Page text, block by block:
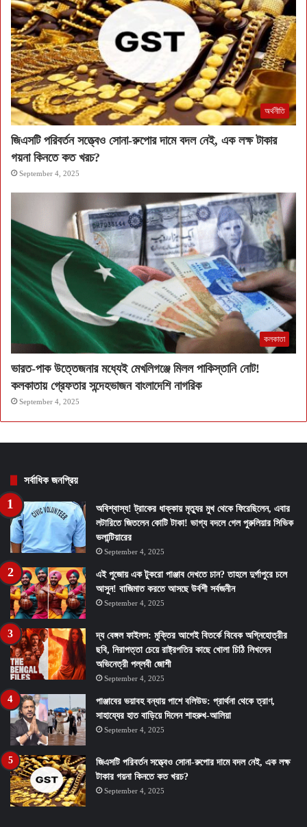
অর্থনীতি
জিএসটি পরিবর্তন সত্ত্বেও সোনা-রুপোর দামে বদল নেই, এক লক্ষ টাকার
গয়না কিনতে কত খরচ?
September 4, 2025
কলকাতা
ভারত-পাক উত্তেজনার মধ্যেই মেখলিগঞ্জে মিলল পাকিস্তানি নোট!
কলকাতায় গ্রেফতার সন্দেহভাজন বাংলাদেশি নাগরিক
September 4, 2025
সর্বাধিক জনপ্রিয়
অবিশ্বাস্য! ট্রাকের ধাক্কায় মৃত্যুর মুখ থেকে ফিরেছিলেন, এবার
লটারিতে জিতলেন কোটি টাকা! ভাগ্য বদলে গেল পুরুলিয়ার সিভিক
ভলান্টিয়ারের
September 4, 2025
এই পুজোয় এক টুকরো পাঞ্জাব দেখতে চান? তাহলে দুর্গাপুরে চলে
আসুন! বাজিমাত করতে আসছে উর্বশী সর্বজনীন
September 4, 2025
দ্য বেঙ্গল ফাইলস: মুক্তির আগেই বিতর্কে বিবেক অগ্নিহোত্রীর
ছবি, নিরাপত্তা চেয়ে রাষ্ট্রপতির কাছে খোলা চিঠি লিখলেন
অভিনেত্রী পল্লবী জোশী
September 4, 2025
পাঞ্জাবের ভয়াবহ বন্যায় পাশে বলিউড: প্রার্থনা থেকে ত্রাণ,
সাহায্যের হাত বাড়িয়ে দিলেন শাহরুখ-আলিয়া
September 4, 2025
জিএসটি পরিবর্তন সত্ত্বেও সোনা-রুপোর দামে বদল নেই, এক লক্ষ
টাকার গয়না কিনতে কত খরচ?
September 4, 2025